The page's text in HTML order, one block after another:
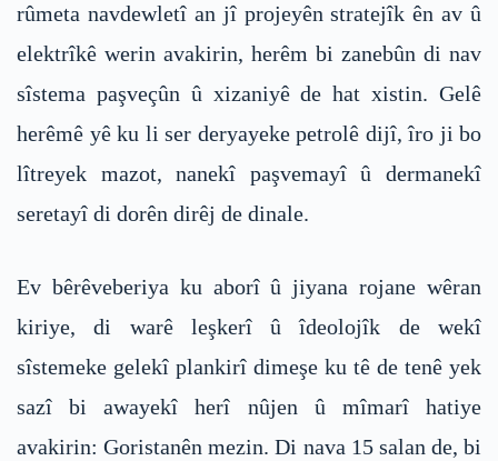
rûmeta navdewletî an jî projeyên stratejîk ên av û
elektrîkê werin avakirin, herêm bi zanebûn di nav
sîstema paşveçûn û xizaniyê de hat xistin. Gelê
herêmê yê ku li ser deryayeke petrolê dijî, îro ji bo
lîtreyek mazot, nanekî paşvemayî û dermanekî
seretayî di dorên dirêj de dinale.
Ev bêrêveberiya ku aborî û jiyana rojane wêran
kiriye, di warê leşkerî û îdeolojîk de wekî
sîstemeke gelekî plankirî dimeşe ku tê de tenê yek
sazî bi awayekî herî nûjen û mîmarî hatiye
avakirin: Goristanên mezin. Di nava 15 salan de, bi